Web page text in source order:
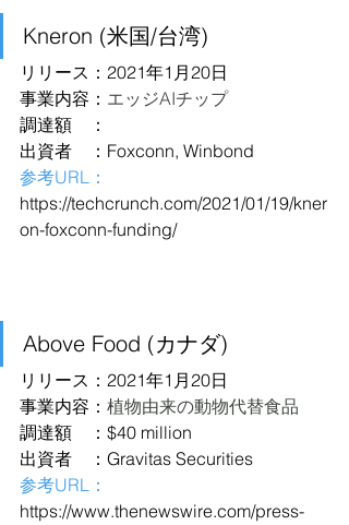
Kneron (米国/台湾)
リリース：2021年1月20日
事業内容： エッジAIチップ
調達額　：
出資者　：Foxconn, Winbond
参考URL：
https://techcrunch.com/2021/01/19/kner
on-foxconn-funding/
Above Food (カナダ)
リリース：2021年1月20日
事業内容： 植物由来の動物代替食品
調達額　：$40 million
出資者　：Gravitas Securities
参考URL：
https://www.thenewswire.com/press-